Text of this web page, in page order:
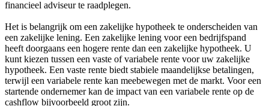
financieel adviseur te raadplegen.
Het is belangrijk om een zakelijke hypotheek te onderscheiden van
een zakelijke lening. Een zakelijke lening voor een bedrijfspand
heeft doorgaans een hogere rente dan een zakelijke hypotheek. U
kunt kiezen tussen een vaste of variabele rente voor uw zakelijke
hypotheek. Een vaste rente biedt stabiele maandelijkse betalingen,
terwijl een variabele rente kan meebewegen met de markt. Voor een
startende ondernemer kan de impact van een variabele rente op de
cashflow bijvoorbeeld groot zijn.